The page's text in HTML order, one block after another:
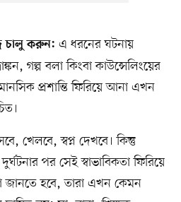
চালু করুন: এ ধরনের ঘটনায়
গল্প বলা কিংবা কাউন্সেলিংয়ের
মানসিক প্রশান্তি ফিরিয়ে আনা এখন
খেলবে, স্বপ্ন দেখবে। কিন্তু
পর সেই স্বাভাবিকতা ফিরিয়ে
হবে, তারা এখন কেমন